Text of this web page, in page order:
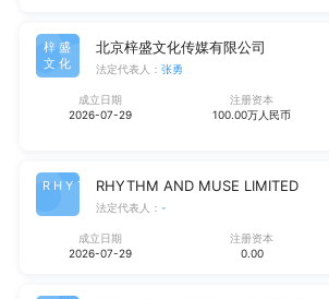
梓盛
文化
北京梓盛文化传媒有限公司
法定代表人： 张勇
成立日期
2026-07-29
注册资本
100.00万人民币
RHYT RHYTHM AND MUSE LIMITED
法定代表人： -
成立日期
2026-07-29
注册资本
0.00